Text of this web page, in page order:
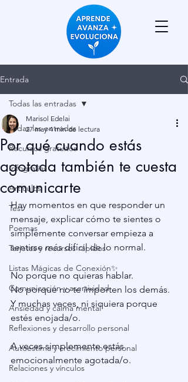
Entrada
Todas las entradas
Recursos gratuitos
Infografías
Artículos
Test
Poemas
Tarjetas y recursos rápidos
Listas Mágicas de Conexión✨
Comunicación y asertividad
Ansiedad y calma mental
Reflexiones y desarrollo personal
Autoestima y crecimiento personal
Relaciones y vínculos
Todas las entradas
Por qué cuando estás
agotada también te cuesta
comunicarte
Marisol Edelai
27 may 4 min de lectura
Hay momentos en que responder un
mensaje, explicar cómo te sientes o
simplemente conversar empieza a
sentirse más difícil de lo normal.
No porque no quieras hablar.
No porque no te importen los demás.
Y muchas veces, ni siquiera porque
estés enojada/o.
A veces simplemente estás
emocionalmente agotada/o.